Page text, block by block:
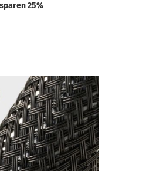
25%